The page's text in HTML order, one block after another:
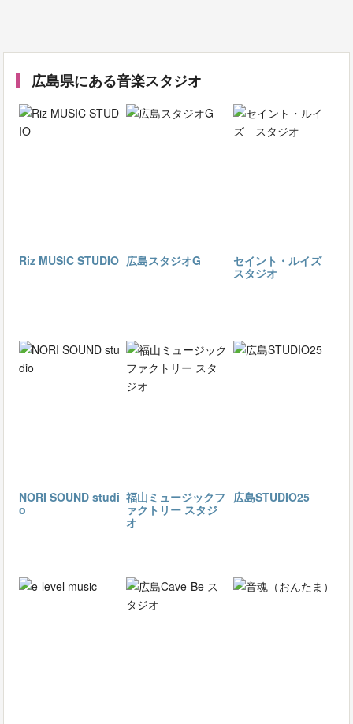
広島県にある音楽スタジオ
Riz MUSIC STUDIO 広島スタジオG
セイント・ルイズ
スタジオ
NORI SOUND studi
o
福山ミュージックフ
ァクトリー スタジ
オ
広島STUDIO25